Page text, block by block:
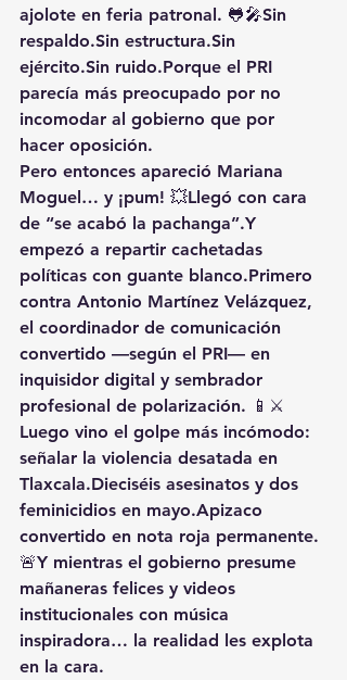
ajolote en feria patronal. 🐸🎤Sin
respaldo.Sin estructura.Sin
ejército.Sin ruido.Porque el PRI
parecía más preocupado por no
incomodar al gobierno que por
hacer oposición.
Pero entonces apareció Mariana
Moguel… y ¡pum! 💥Llegó con cara
de “se acabó la pachanga”.Y
empezó a repartir cachetadas
políticas con guante blanco.Primero
contra Antonio Martínez Velázquez,
el coordinador de comunicación
convertido —según el PRI— en
inquisidor digital y sembrador
profesional de polarización. 📱⚔️
Luego vino el golpe más incómodo:
señalar la violencia desatada en
Tlaxcala.Dieciséis asesinatos y dos
feminicidios en mayo.Apizaco
convertido en nota roja permanente.
🚨Y mientras el gobierno presume
mañaneras felices y videos
institucionales con música
inspiradora… la realidad les explota
en la cara.